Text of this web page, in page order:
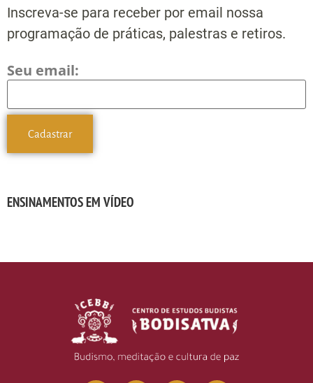
Inscreva-se para receber por email nossa
programação de práticas, palestras e retiros.
Seu email:
ENSINAMENTOS EM VÍDEO